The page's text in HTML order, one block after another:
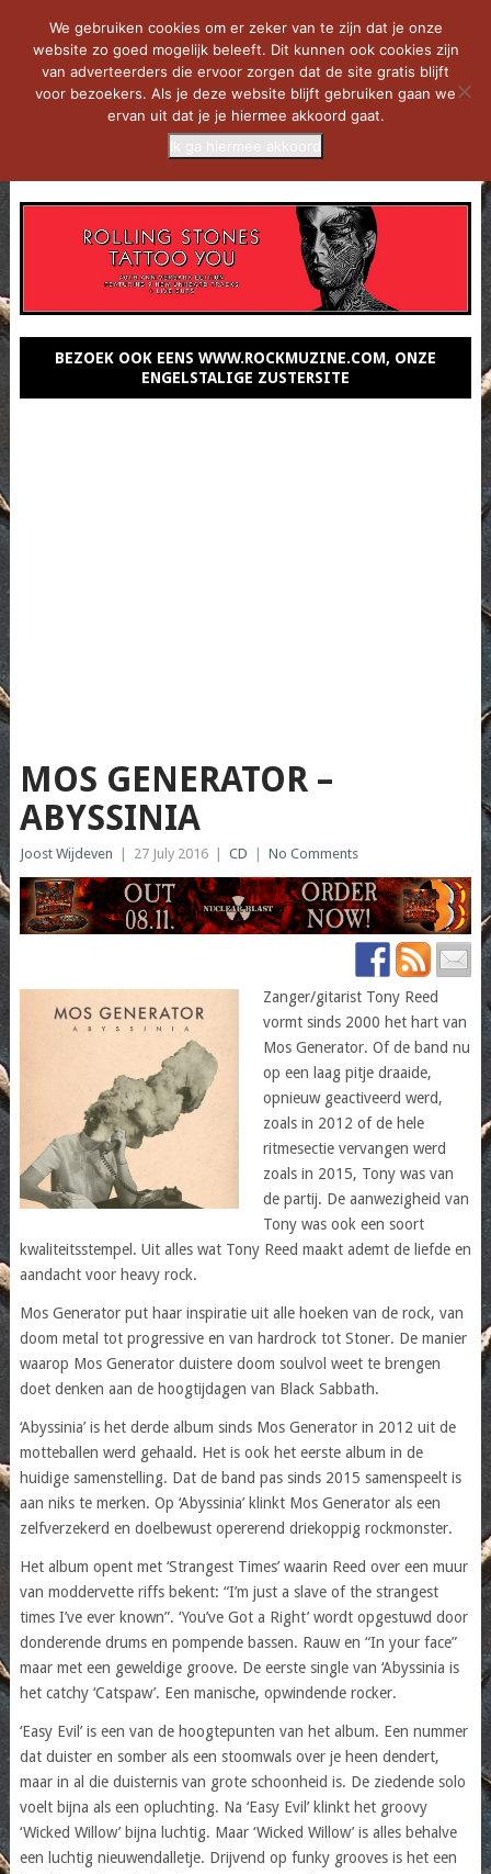
BEZOEK OOK EENS WWW.ROCKMUZINE.COM, ONZE
ENGELSTALIGE ZUSTERSITE
MOS GENERATOR –
ABYSSINIA
Joost Wijdeven 27 July 2016 CD No Comments
Zanger/gitarist Tony Reed
vormt sinds 2000 het hart van
Mos Generator. Of de band nu
op een laag pitje draaide,
opnieuw geactiveerd werd,
zoals in 2012 of de hele
ritmesectie vervangen werd
zoals in 2015, Tony was van
de partij. De aanwezigheid van
Tony was ook een soort
kwaliteitsstempel. Uit alles wat Tony Reed maakt ademt de liefde en
aandacht voor heavy rock.
Mos Generator put haar inspiratie uit alle hoeken van de rock, van
doom metal tot progressive en van hardrock tot Stoner. De manier
waarop Mos Generator duistere doom soulvol weet te brengen
doet denken aan de hoogtijdagen van Black Sabbath.
‘Abyssinia’ is het derde album sinds Mos Generator in 2012 uit de
motteballen werd gehaald. Het is ook het eerste album in de
huidige samenstelling. Dat de band pas sinds 2015 samenspeelt is
aan niks te merken. Op ‘Abyssinia’ klinkt Mos Generator als een
zelfverzekerd en doelbewust opererend driekoppig rockmonster.
Het album opent met ‘Strangest Times’ waarin Reed over een muur
van moddervette riffs bekent: “I’m just a slave of the strangest
times I’ve ever known”. ‘You’ve Got a Right’ wordt opgestuwd door
donderende drums en pompende bassen. Rauw en “In your face”
maar met een geweldige groove. De eerste single van ‘Abyssinia is
het catchy ‘Catspaw’. Een manische, opwindende rocker.
‘Easy Evil’ is een van de hoogtepunten van het album. Een nummer
dat duister en somber als een stoomwals over je heen dendert,
maar in al die duisternis van grote schoonheid is. De ziedende solo
voelt bijna als een opluchting. Na ‘Easy Evil’ klinkt het groovy
‘Wicked Willow’ bijna luchtig. Maar ‘Wicked Willow’ is alles behalve
een luchtig nieuwendalletje. Drijvend op funky grooves is het een
We gebruiken cookies om er zeker van te zijn dat je onze
website zo goed mogelijk beleeft. Dit kunnen ook cookies zijn
van adverteerders die ervoor zorgen dat de site gratis blijft
voor bezoekers. Als je deze website blijft gebruiken gaan we
ervan uit dat je je hiermee akkoord gaat.
Ik ga hiermee akkoord